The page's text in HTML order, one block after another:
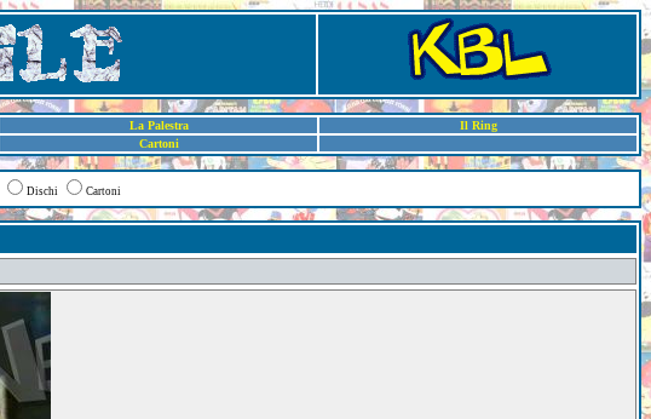
La Palestra
Il Ring
Cartoni
Dischi Cartoni